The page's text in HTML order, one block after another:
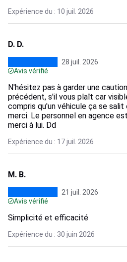
Expérience du : 10 juil. 2026
D. D.
28 juil. 2026
Avis vérifié
N'hésitez pas à garder une
précédent, s'il vous plaît car
compris qu'un véhicule ça se
merci. Le personnel en agence
merci à lui. Dd
Expérience du : 17 juil. 2026
M. B.
21 juil. 2026
Avis vérifié
Simplicité et efficacité
Expérience du : 30 juin 2026